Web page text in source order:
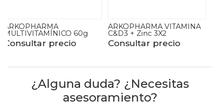
ARKOPHARMA VITAMINA
C&D3 + Zinc 3X2
Consultar precio
ARKOSUEÑO
MELATONINA 1,95MG
Consultar precio
¿Alguna duda? ¿Necesitas
asesoramiento?